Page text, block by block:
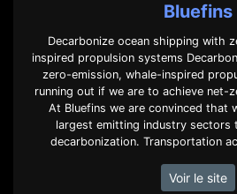
Bluefins
Decarbonize ocean shipping with
inspired propulsion systems
zero-emission, whale-inspired
running out if we are to achieve net-
At Bluefins we are convinced that
largest emitting industry sectors
decarbonization. Transportation
Voir le site